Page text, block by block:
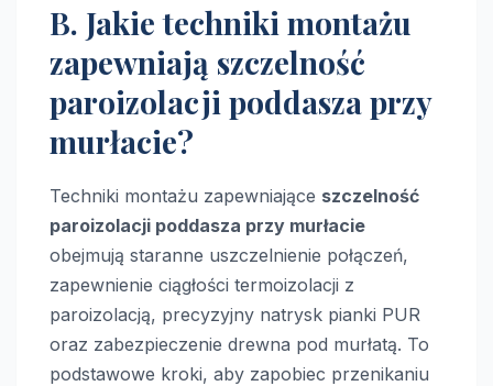
B. Jakie techniki montażu
zapewniają szczelność
paroizolacji poddasza przy
murłacie?
Techniki montażu zapewniające szczelność
paroizolacji poddasza przy murłacie
obejmują staranne uszczelnienie połączeń,
zapewnienie ciągłości termoizolacji z
paroizolacją, precyzyjny natrysk pianki PUR
oraz zabezpieczenie drewna pod murłatą. To
podstawowe kroki, aby zapobiec przenikaniu